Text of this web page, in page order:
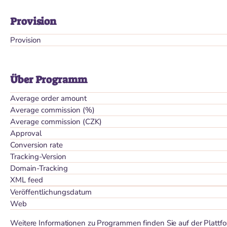
Provision
Provision
Über Programm
Average order amount
Average commission (%)
Average commission (CZK)
Approval
Conversion rate
Tracking-Version
Domain-Tracking
XML feed
Veröffentlichungsdatum
Web
Weitere Informationen zu Programmen finden Sie auf der